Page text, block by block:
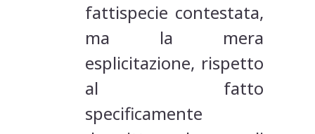
fattispecie contestata,
ma la mera
esplicitazione, rispetto
al fatto
specificamente